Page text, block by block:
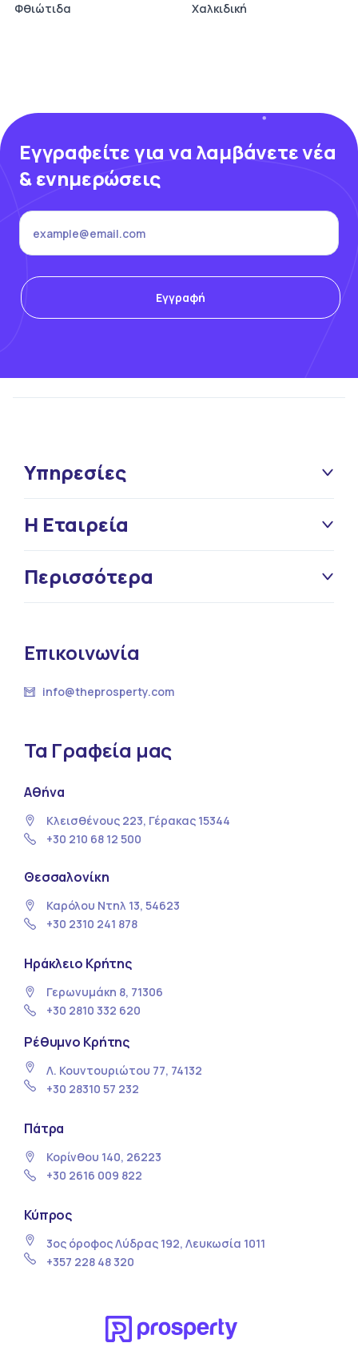
Φθιώτιδα
Χαλκιδική
Εγγραφείτε για να λαμβάνετε νέα
& ενημερώσεις
Υπηρεσίες
Η Εταιρεία
Περισσότερα
Επικοινωνία
info@theprosperty.com
Τα Γραφεία μας
Αθήνα
Κλεισθένους 223, Γέρακας 15344
+30 210 68 12 500
Θεσσαλονίκη
Καρόλου Ντηλ 13, 54623
+30 2310 241 878
Ηράκλειο Κρήτης
Γερωνυμάκη 8, 71306
+30 2810 332 620
Ρέθυμνο Κρήτης
Λ. Κουντουριώτου 77, 74132
+30 28310 57 232
Πάτρα
Κορίνθου 140, 26223
+30 2616 009 822
Κύπρος
3ος όροφος Λύδρας 192, Λευκωσία 1011
+357 228 48 320